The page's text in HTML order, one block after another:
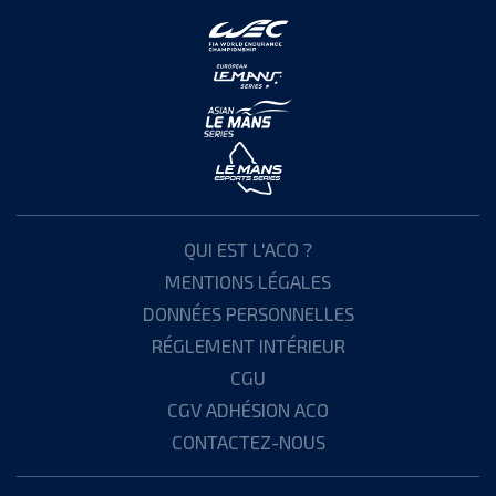
QUI EST L'ACO ?
MENTIONS LÉGALES
DONNÉES PERSONNELLES
RÉGLEMENT INTÉRIEUR
CGU
CGV ADHÉSION ACO
CONTACTEZ-NOUS